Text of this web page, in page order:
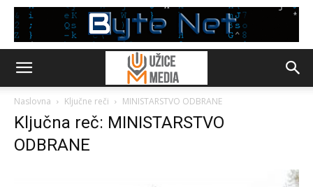
Naslovna Ključne reči MINISTARSTVO ODBRANE
Ključna reč: MINISTARSTVO
ODBRANE